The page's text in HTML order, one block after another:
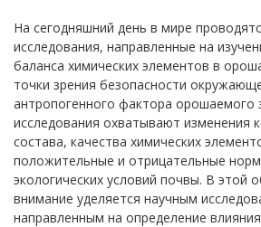
На сегодняшний день в мире
исследования, направленные на
баланса химических элементов в
точки зрения безопасности
антропогенного фактора орошаемого
исследования охватывают изменения
состава, качества химических
положительные и отрицательные
экологических условий почвы. В этой
внимание уделяется научным
направленным на определение